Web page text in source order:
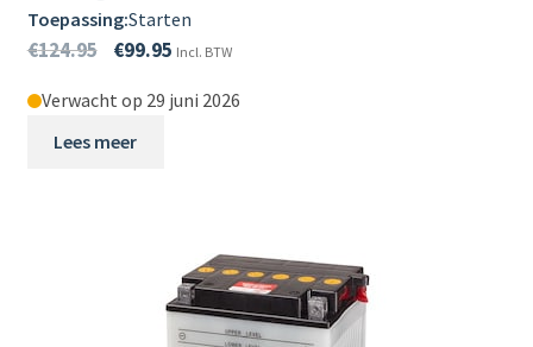
Toepassing:Starten
€124.95 €99.95 Incl. BTW
Verwacht op 29 juni 2026
Lees meer